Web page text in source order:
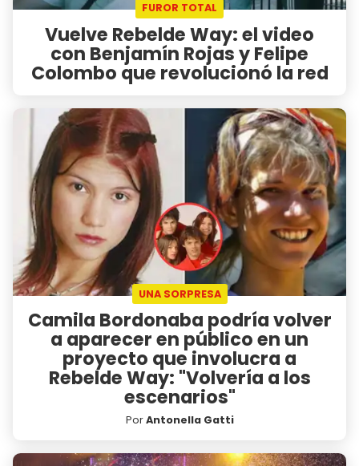
FUROR TOTAL
Vuelve Rebelde Way: el video
con Benjamín Rojas y Felipe
Colombo que revolucionó la red
UNA SORPRESA
Camila Bordonaba podría volver
a aparecer en público en un
proyecto que involucra a
Rebelde Way: "Volvería a los
escenarios"
PorAntonella Gatti